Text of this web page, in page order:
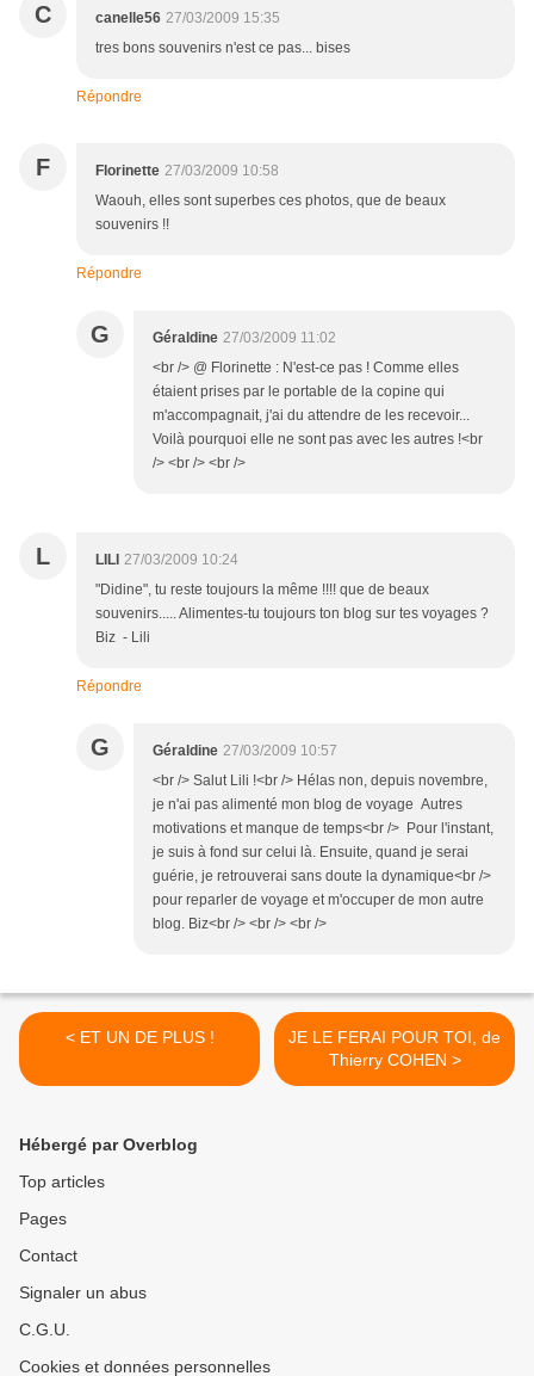
C canelle56 27/03/2009 15:35
tres bons souvenirs n'est ce pas... bises
Répondre
F Florinette 27/03/2009 10:58
Waouh, elles sont superbes ces photos, que de beaux
souvenirs !!
Répondre
G Géraldine 27/03/2009 11:02
<br /> @ Florinette : N'est-ce pas ! Comme elles
étaient prises par le portable de la copine qui
m'accompagnait, j'ai du attendre de les recevoir...
Voilà pourquoi elle ne sont pas avec les autres !<br
/> <br /> <br />
L LILI 27/03/2009 10:24
"Didine", tu reste toujours la même !!!! que de beaux
souvenirs..... Alimentes-tu toujours ton blog sur tes voyages ?
Biz - Lili
Répondre
G Géraldine 27/03/2009 10:57
<br /> Salut Lili !<br /> Hélas non, depuis novembre,
je n'ai pas alimenté mon blog de voyage Autres
motivations et manque de temps<br /> Pour l'instant,
je suis à fond sur celui là. Ensuite, quand je serai
guérie, je retrouverai sans doute la dynamique<br />
pour reparler de voyage et m'occuper de mon autre
blog. Biz<br /> <br /> <br />
< ET UN DE PLUS !
JE LE FERAI POUR TOI, de
Thierry COHEN >
Hébergé par Overblog
Top articles
Pages
Contact
Signaler un abus
C.G.U.
Cookies et données personnelles